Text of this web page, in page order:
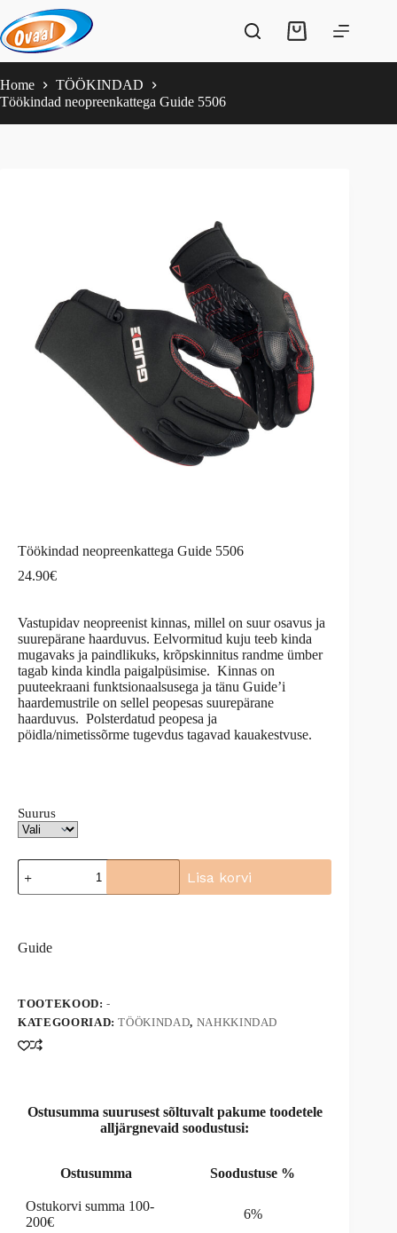
to
content
Shopping
Home
TÖÖKINDAD
Töökindad neopreenkattega Guide 5506
Töökindad neopreenkattega Guide 5506
24.90€
Vastupidav neopreenist kinnas, millel on suur osavus ja
suurepärane haarduvus. Eelvormitud kuju teeb kinda
mugavaks ja paindlikuks, krõpskinnitus randme ümber
tagab kinda kindla paigalpüsimise. Kinnas on
puuteekraani funktsionaalsusega ja tänu Guide’i
haardemustrile on sellel peopesas suurepärane
haarduvus. Polsterdatud peopesa ja
pöidla/nimetissõrme tugevdus tagavad kauakestvuse.
Suurus
Töökindad
neopreenkattega
Guide
Lisa korvi
e
a
t
i
v
Guide
TOOTEKOOD:-
KATEGOORIAD:TÖÖKINDAD, NAHKKINDAD
Ostusumma suurusest sõltuvalt pakume toodetele
alljärgnevaid soodustusi:
Ostusumma Soodustuse %
Ostukorvi summa 100-
200€
6%